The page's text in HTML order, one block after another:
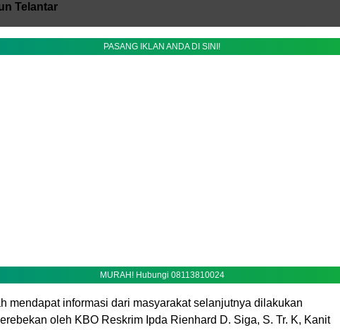
Telantar
PASANG IKLAN ANDA DI SINI!
MURAH! Hubungi 08113810024
mendapat informasi dari masyarakat selanjutnya dilakukan
oleh KBO Reskrim Ipda Rienhard D. Siga, S. Tr. K, Kanit